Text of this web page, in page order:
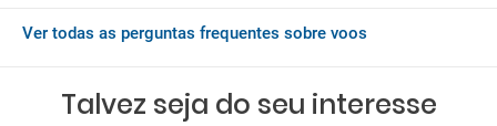
Voos de Madrid para Sófia
Voos de Madrid para Budapeste
Voos de Valência para Budapeste
Voos de Barcelona para Cracóvia
Você pode consultar as condições gerais da WIZZAIR
Ver todas as perguntas frequentes sobre voos
Talvez seja do seu interesse